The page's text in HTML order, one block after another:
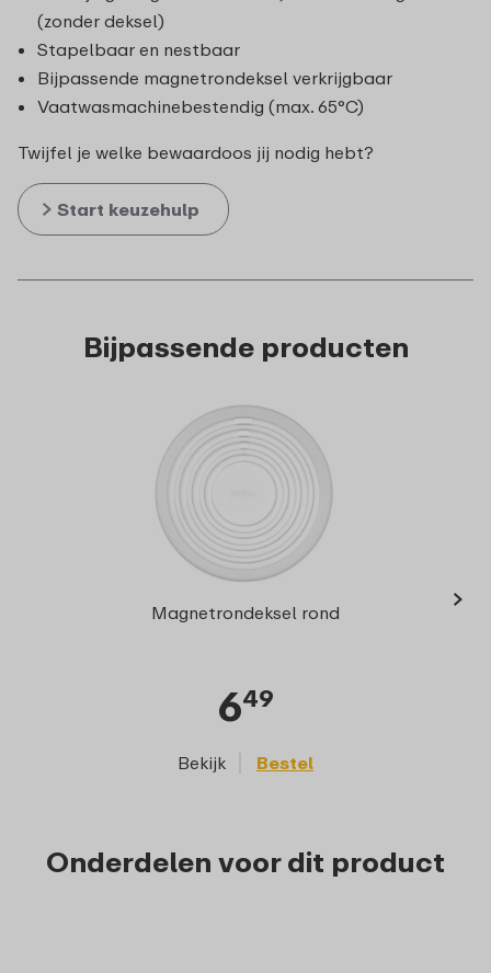
(zonder deksel)
Stapelbaar en nestbaar
Bijpassende magnetrondeksel verkrijgbaar
Vaatwasmachinebestendig (max. 65°C)
Twijfel je welke bewaardoos jij nodig hebt?
Start keuzehulp
Bijpassende producten
Magnetrondeksel rond
649
Bekijk Bestel
›
Onderdelen voor dit product